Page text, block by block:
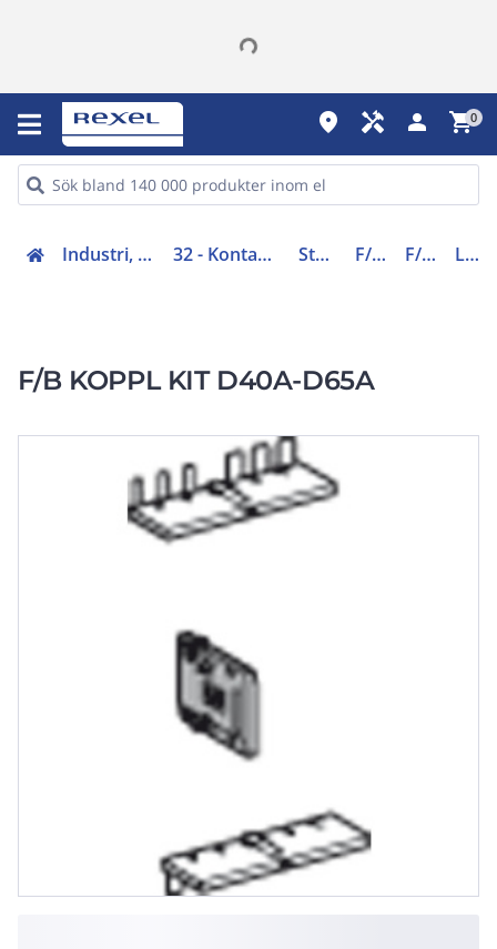
place handyman person shopping_cart0
Industri, automation (31-40, 45) 32 - Kontaktorer och startapparater Startapparater F/B-kopplare F/B-kopplare LAD9R3
F/B KOPPL KIT D40A-D65A